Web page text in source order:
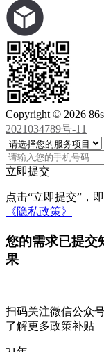
Copyright © 2026
2021034789号-11
立即提交
点击“立即提交”，
《隐私政策》
您的需求已提交
果
扫码关注微信公众
了解更多政策补贴